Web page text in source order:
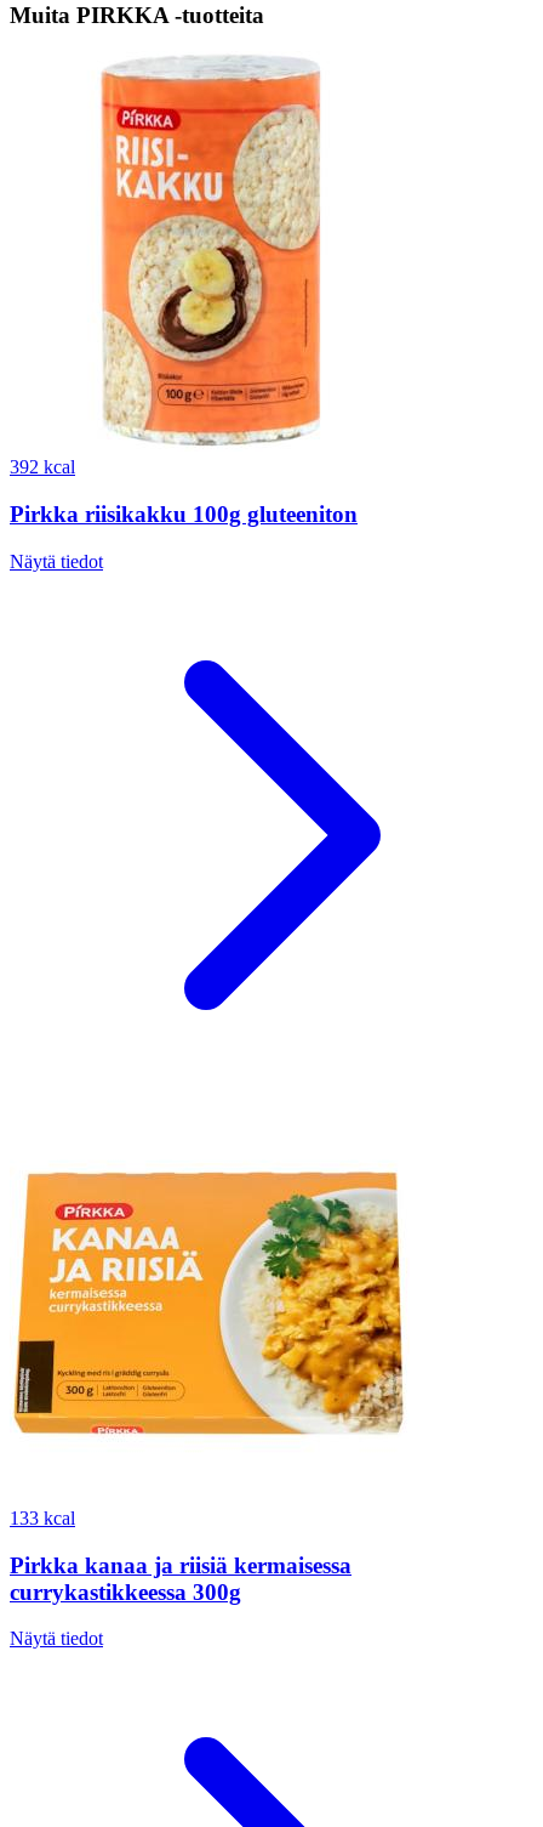
Muita PIRKKA -tuotteita
392 kcal
Pirkka riisikakku 100g gluteeniton
Näytä tiedot
133 kcal
Pirkka kanaa ja riisiä kermaisessa
currykastikkeessa 300g
Näytä tiedot